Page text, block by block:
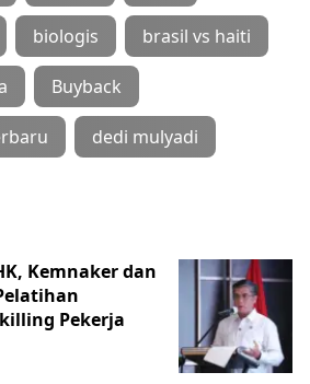
biologis brasil vs haiti
Buyback
dedi mulyadi
Kemnaker dan
Pekerja